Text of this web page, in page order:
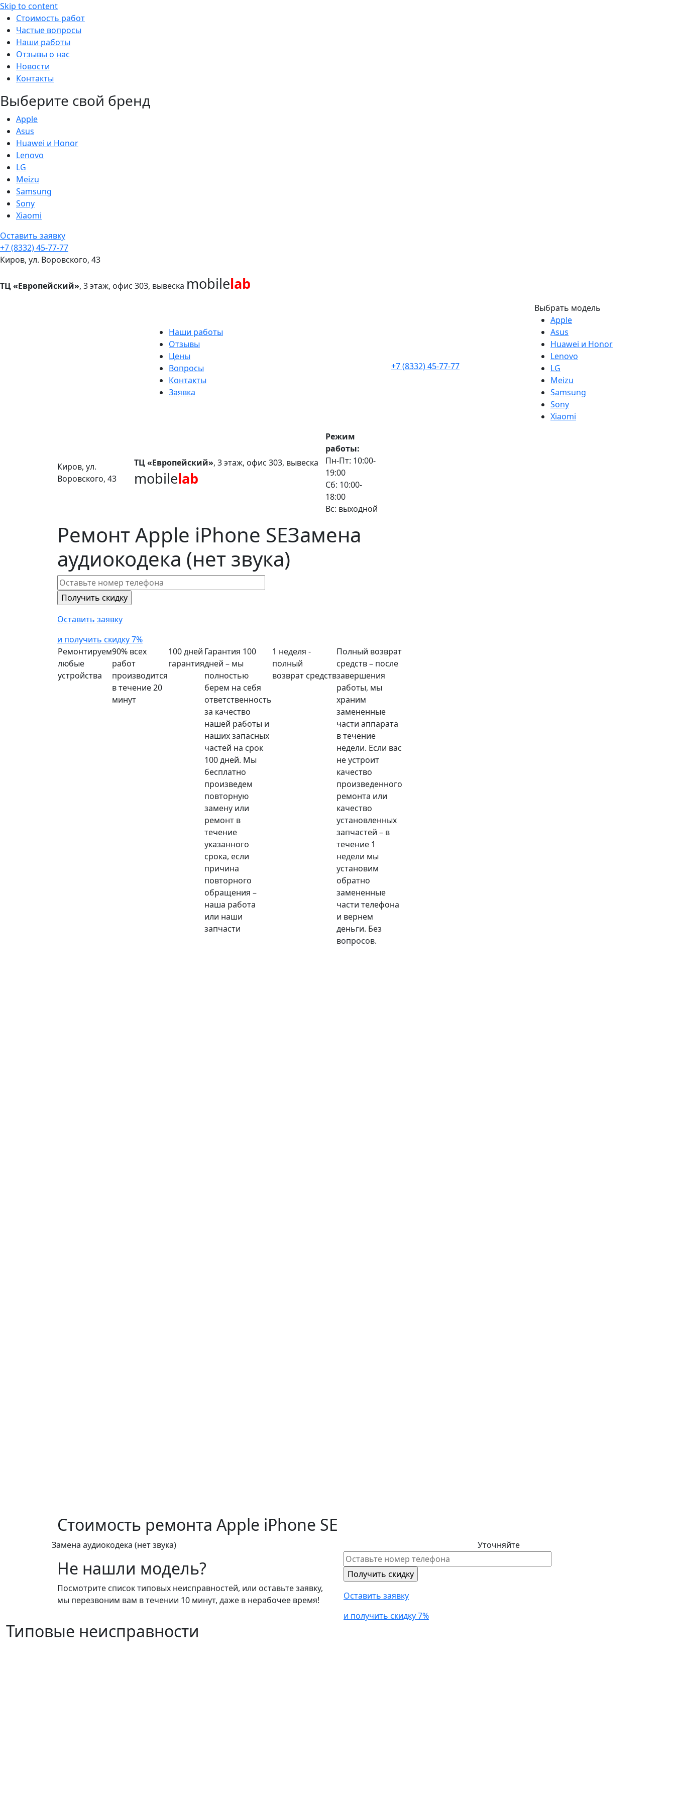
Skip to content
Стоимость работ
Частые вопросы
Наши работы
Отзывы о нас
Новости
Контакты
Выберите свой бренд
Apple
Asus
Huawei и Honor
Lenovo
LG
Meizu
Samsung
Sony
Xiaomi
Оставить заявку
+7 (8332) 45-77-77
Киров, ул. Воровского, 43
ТЦ «Европейский», 3 этаж, офис 303, вывеска mobilelab
Наши работы
Отзывы
Цены
Вопросы
Контакты
Заявка
+7 (8332) 45-77-77
Выбрать модель
Apple
Asus
Huawei и Honor
Lenovo
LG
Meizu
Samsung
Sony
Xiaomi
Киров, ул.
Воровского, 43
ТЦ «Европейский», 3 этаж, офис 303, вывеска
mobilelab
Режим
работы:
Пн-Пт: 10:00-
19:00
Сб: 10:00-
18:00
Вс: выходной
Ремонт Apple iPhone SEЗамена
аудиокодека (нет звука)
Оставить заявку
и получить скидку 7%
Ремонтируем
любые
устройства
90% всех
работ
производится
в течение 20
минут
100 дней
гарантия
Гарантия 100
дней – мы
полностью
берем на себя
ответственность
за качество
нашей работы и
наших запасных
частей на срок
100 дней. Мы
бесплатно
произведем
повторную
замену или
ремонт в
течение
указанного
срока, если
причина
повторного
обращения –
наша работа
или наши
запчасти
1 неделя -
полный
возврат средств
Полный возврат
средств – после
завершения
работы, мы
храним
замененные
части аппарата
в течение
недели. Если вас
не устроит
качество
произведенного
ремонта или
качество
установленных
запчастей – в
течение 1
недели мы
установим
обратно
замененные
части телефона
и вернем
деньги. Без
вопросов.
Стоимость ремонта Apple iPhone SE
Замена аудиокодека (нет звука) Уточняйте
Не нашли модель?
Посмотрите список типовых неисправностей, или оставьте заявку,
мы перезвоним вам в течении 10 минут, даже в нерабочее время!
Оставить заявку
и получить скидку 7%
Типовые неисправности